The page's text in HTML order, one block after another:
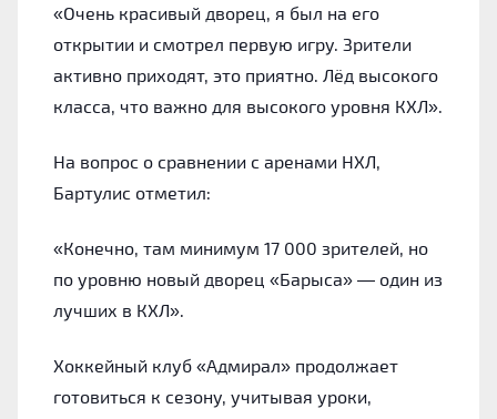
«Очень красивый дворец, я был на его
открытии и смотрел первую игру. Зрители
активно приходят, это приятно. Лёд высокого
класса, что важно для высокого уровня КХЛ».
На вопрос о сравнении с аренами НХЛ,
Бартулис отметил:
«Конечно, там минимум 17 000 зрителей, но
по уровню новый дворец «Барыса» — один из
лучших в КХЛ».
Хоккейный клуб «Адмирал» продолжает
готовиться к сезону, учитывая уроки,